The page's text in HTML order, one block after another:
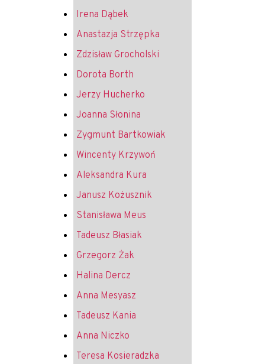
Irena Dąbek
Anastazja Strzępka
Zdzisław Grocholski
Dorota Borth
Jerzy Hucherko
Joanna Słonina
Zygmunt Bartkowiak
Wincenty Krzywoń
Aleksandra Kura
Janusz Kożusznik
Stanisława Meus
Tadeusz Błasiak
Grzegorz Żak
Halina Dercz
Anna Mesyasz
Tadeusz Kania
Anna Niczko
Teresa Kosieradzka